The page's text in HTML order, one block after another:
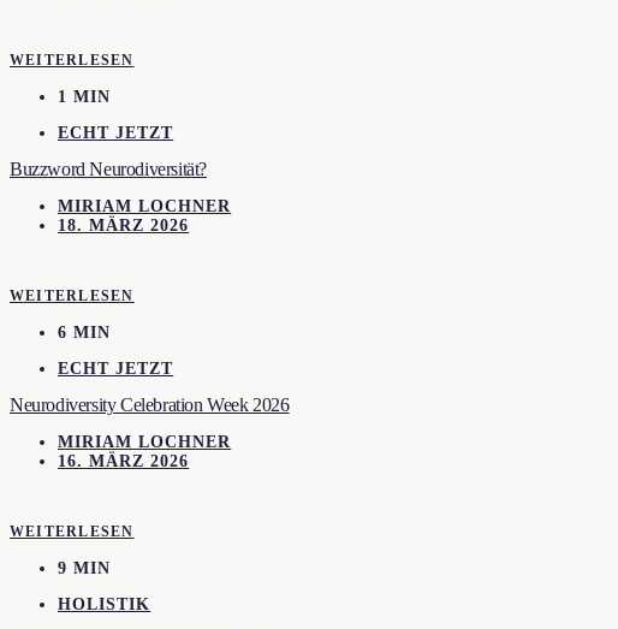
WEITERLESEN
1 MIN
ECHT JETZT
Buzzword Neurodiversität?
MIRIAM LOCHNER
18. MÄRZ 2026
WEITERLESEN
6 MIN
ECHT JETZT
Neurodiversity Celebration Week 2026
MIRIAM LOCHNER
16. MÄRZ 2026
WEITERLESEN
9 MIN
HOLISTIK